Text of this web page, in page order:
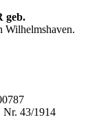
geb.
Wilhelmshaven.
Nr. 43/1914